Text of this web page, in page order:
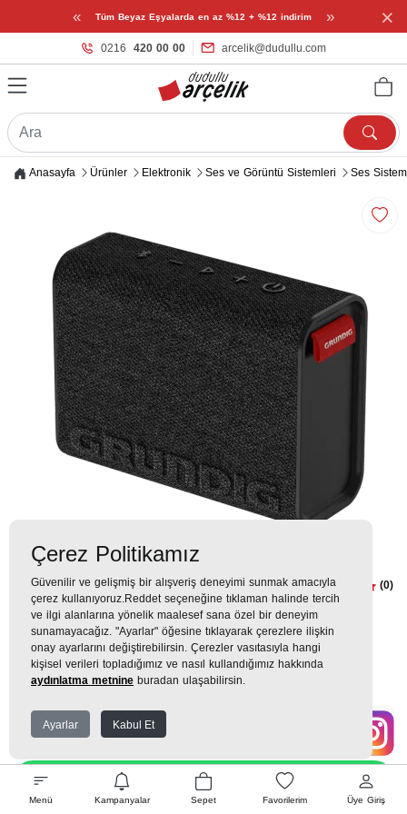
« Tüm Beyaz Eşyalarda en az %12 + %12 indirim » ×
0216 420 00 00 arcelik@dudullu.com
Menü Kampanyalar Sepet Favorilerim Üye Giriş
Anasayfa Ürünler Elektronik Ses ve Görüntü Sistemleri Ses
Solo 2 Black Hoparlör (0)
1.199TL
133 TL x 9 Taksit =1.199 TL Ekstra İndirim %12 =1.055
EK GARANTİ
WHATSAPP SİPARİŞ
Çerez Politikamız
Güvenilir ve gelişmiş bir alışveriş deneyimi sunmak amacıyla
çerez kullanıyoruz.Reddet seçeneğine tıklaman halinde tercih
ve ilgi alanlarına yönelik maalesef sana özel bir deneyim
sunamayacağız. "Ayarlar" öğesine tıklayarak çerezlere ilişkin
onay ayarlarını değiştirebilirsin. Çerezler vasıtasıyla hangi
kişisel verileri topladığımız ve nasıl kullandığımız hakkında
aydınlatma metnine buradan ulaşabilirsin.
Ayarlar Kabul Et